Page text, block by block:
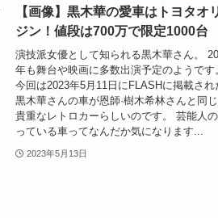
【画像】黒木華の愛車はトヨタオ
ジン！値段は700万で限定1000台
演技派女優として知られる黒木華さん。
年も舞台や映画に多数出演予定のようです
今回は2023年5月11日にFLASHに掲載され
黒木華さんの車が恩師·樹木希林さんと同
貴重なレトロカーらしいのです。 芸能人
っている車ってなんだか気になります...
2023年5月13日